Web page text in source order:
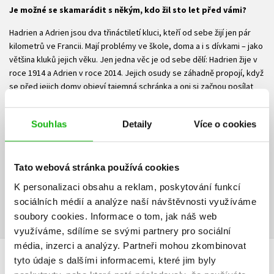
Souhlas Detaily Více o cookies
Tato webová stránka používá cookies
K personalizaci obsahu a reklam, poskytování funkcí
sociálních médií a analýze naší návštěvnosti využíváme
soubory cookies. Informace o tom, jak náš web
využíváme, sdílíme se svými partnery pro sociální
média, inzerci a analýzy. Partneři mohou zkombinovat
tyto údaje s dalšími informacemi, které jim byly
Je možné se skamarádit s někým, kdo žil sto let před vámi?
Hadrien a Adrien jsou dva třináctiletí kluci, kteří od sebe žijí jen pár
kilometrů ve Francii. Mají problémy ve škole, doma a i s dívkami – jako
většina kluků jejich věku. Jen jedna věc je od sebe dělí: Hadrien žije v
roce 1914 a Adrien v roce 2014. Jejich osudy se záhadně propojí, když
se před jejich domy objeví tajemná schránka a oni si začnou posílat
Hadrien žije v minulém století, rozhodne se ho varovat – blíží se první
světová válka a jeho kamarád se musí za každou cenu ukrýt!
Ke stažení
Ukázka.pdf
HODNOCENÍ ČTENÁŘŮ